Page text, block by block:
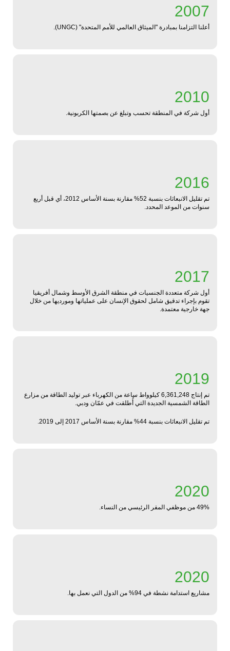
2007
أعلنا التزامنا بمبادرة "الميثاق العالمي للأمم المتحدة" (UNGC).
2010
أول شركة في المنطقة تحسب وتبلغ عن بصمتها الكربونية.
2016
تم تقليل الانبعاثات بنسبة 52% مقارنة بسنة الأساس 2012، أي قبل أربع
سنوات من الموعد المحدد.
2017
أول شركة متعددة الجنسيات في منطقة الشرق الأوسط وشمال أفريقيا
تقوم بإجراء تدقيق شامل لحقوق الإنسان على عملياتها ومورديها من خلال
جهة خارجية معتمدة.
2019
تم إنتاج 6,361,248 كيلوواط ساعة من الكهرباء عبر توليد الطاقة من مزارع
الطاقة الشمسية الجديدة التي أُطلقت في عمّان ودبي.
تم تقليل الانبعاثات بنسبة 44% مقارنة بسنة الأساس 2017 إلى 2019.
2020
49% من موظفي المقر الرئيسي من النساء.
2020
مشاريع استدامة نشطة في 94% من الدول التي نعمل بها.